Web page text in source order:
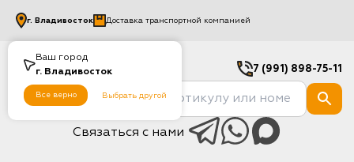
Ваш город
г. Владивосток
Все верно Выбрать другой
г. Владивосток Доставка транспортной компанией
7 (991) 898-75-11
Связаться с нами